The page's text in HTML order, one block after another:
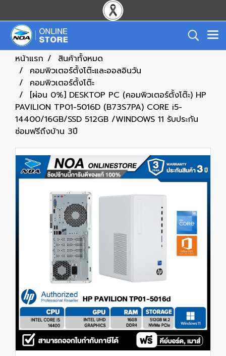
หน้าแรก
สินค้าทั้งหมด
คอมพิวเตอร์ตั้งโต๊ะและออลอินวัน
คอมพิวเตอร์ตั้งโต๊ะ
[ผ่อน 0%] DESKTOP PC (คอมพิวเตอร์ตั้งโต๊ะ) HP
PAVILION TP01-5016D (B73S7PA) CORE i5-
14400/16GB/SSD 512GB /WINDOWS 11 รับประกัน
ซ่อมฟรีถึงบ้าน 3ปี